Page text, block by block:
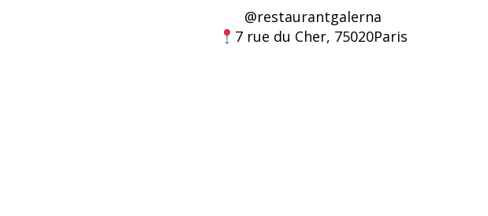
@restaurantgalerna
7 rue du Cher, 75020Paris